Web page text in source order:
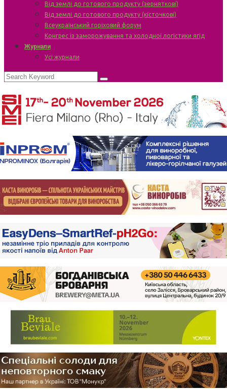
Від землі до готового продукту (зерняткові)
Від землі до готового продукту (кісточкові)
Всеукраїнський горіховий форум
Конгрес із заморожування та холодної логістики ягід
Журнали
Усі журнали